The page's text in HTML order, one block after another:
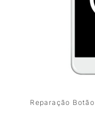
Reparação